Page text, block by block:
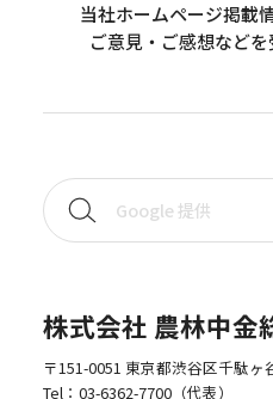
当社ホームページ掲載
ご意見・ご感想などを
株式会社 農林中金
〒151-0051 東京都渋谷区千駄
Tel： 03-6362-7700（代表）